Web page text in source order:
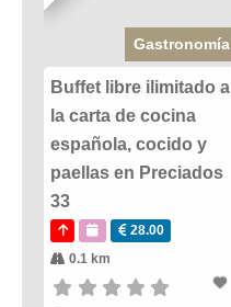
Gastronomía
Buffet libre ilimitado a
la carta de cocina
española, cocido y
paellas en Preciados
33
28.00
0.1 km